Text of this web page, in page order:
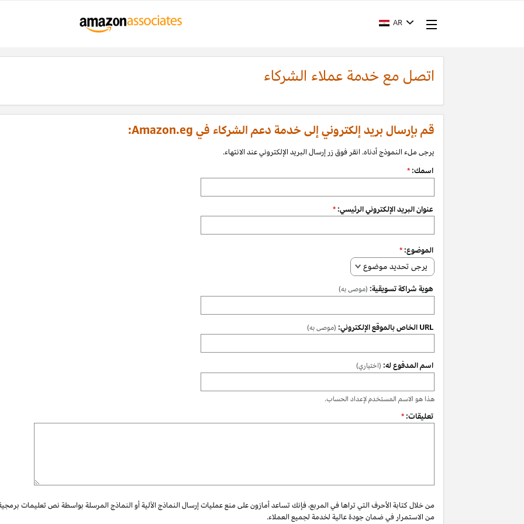
AR
اتصل مع خدمة عملاء الشركاء
قم بإرسال بريد إلكتروني إلى خدمة دعم الشركاء في Amazon.eg:
يرجى ملء النموذج أدناه. انقر فوق زر إرسال البريد الإلكتروني عند الانتهاء.
اسمك:*
عنوان البريد الإلكتروني الرئيسي:*
الموضوع:*
يرجى تحديد موضوع
هوية شراكة تسويقية: (موصى به)
URL الخاص بالموقع الإلكتروني: (موصى به)
اسم المدفوع له: (اختياري)
هذا هو الاسم المستخدم لإعداد الحساب.
تعليقات:*
من خلال كتابة الأحرف التي تراها في المربع، فإنك تساعد أمازون على منع عمليات إرسال النماذج الآلية أو النماذج المرسلة بواسطة نص تعليمات
من الاستمرار في ضمان جودة عالية لخدمة لجميع العملاء.